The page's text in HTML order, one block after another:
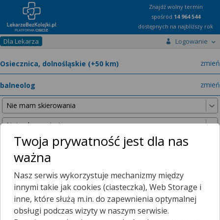
Znajdź wolny termin
spośród 14 964 544
dostępnych na najbliższy rok
Dla Lekarza Logowanie
zmień
zmień
Nie znaleźliśmy żadnych lekarzy w promieniu25 km , dlatego
zwiększyliśmy promień wyszukiwania do
50 km
Twoja prywatność jest dla nas
ważna
Nasz serwis wykorzystuje mechanizmy między
innymi takie jak cookies (ciasteczka), Web Storage i
inne, które służą m.in. do zapewnienia optymalnej
obsługi podczas wizyty w naszym serwisie.